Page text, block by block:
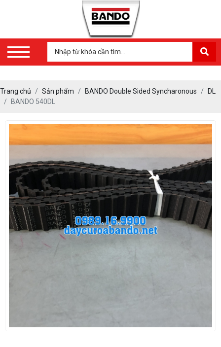
Trang chủ Sản phẩm BANDO Double Sided Syncharonous
DL
BANDO 540DL